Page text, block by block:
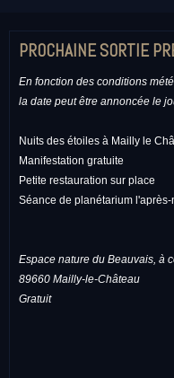
PROCHAINE SORTIE
En fonction des conditions
la date peut être annoncée le
Nuits des étoiles à Mailly le
Manifestation gratuite
Petite restauration sur place
Séance de planétarium l'après-
Espace nature du Beauvais, à
89660 Mailly-le-Château
Gratuit